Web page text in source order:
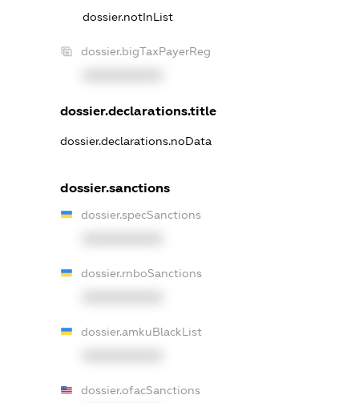
dossier.notInList
dossier.bigTaxPayerReg
dossier.declarations.title
dossier.declarations.noData
dossier.sanctions
dossier.specSanctions
dossier.rnboSanctions
dossier.amkuBlackList
dossier.ofacSanctions